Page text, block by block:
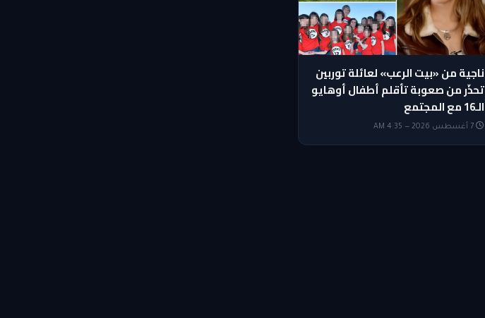
ناجية من «بيت الرعب» لعائلة توربين
تحذّر من صعوبة تأقلم أطفال أوهايو
الـ16 مع المجتمع
7 أغسطس 2026 — 4:35 AM